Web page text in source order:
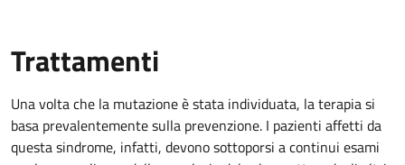
Trattamenti
Una volta che la mutazione è stata individuata, la terapia si
basa prevalentemente sulla prevenzione. I pazienti affetti da
questa sindrome, infatti, devono sottoporsi a continui esami